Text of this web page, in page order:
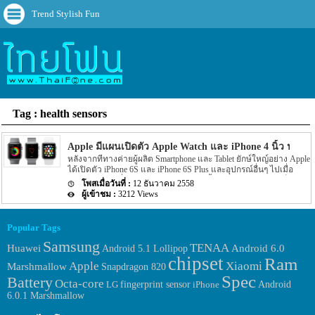
Trend Stylish Fun
Tag : health sensors
Apple มีแผนเปิดตัว Apple Watch และ iPhone 4 นิ้ว ประ
หลังจากที่ทางค่ายผู้ผลิต Smartphone และ Tablet ยักษ์ใหญ์อย่าง Apple
ได้เปิดตัว iPhone 6S และ iPhone 6S Plus และอุปกรณ์อื่นๆ ไปเมื่อ
เดือนกันยายนที่ผ่านมาไปแล้ว หลังจากนั้นไม่นานทาง Apple ก็วาง
จำหน่ายตัวอุปกรณ์ต่างๆ ตามออกมาทั้ง iPad Pro และ อุปกรณ์เสริม
ต่างๆ ออกมา แต่ล่าสุดนั้นก็มีข่าวลือหลุดออกมาว่าประมาณเดือน
มีนาคม 2016 ที่จะถึงนี้ทาง Apple มีแผนว่าจะวางจำหน่าย 2 อุปกรณ์
ของข่าวได้ระบุว่าจากที่ผ่านๆ มานั้นทาง Apple ได้พัฒนา Smartphone
รุ่นใหม่ๆ อย่าง iPhone 6 และ อย่าง iPhone 6S ออกมานั้น ขนาดของ
หน้าจอทั้ง […]
12 ธันวาคม 2558
3212 Views
Popular Tags
Huawei Samsung Android 5.1 Lollipop TENAAAndroid 6.0
MarshmallowApple Snapdragon 820 chipsetXiaomiRam
BatteryOcta-core LG fingerprint sensor iPhone SpecAndroid
6.0.1 Marshmallow